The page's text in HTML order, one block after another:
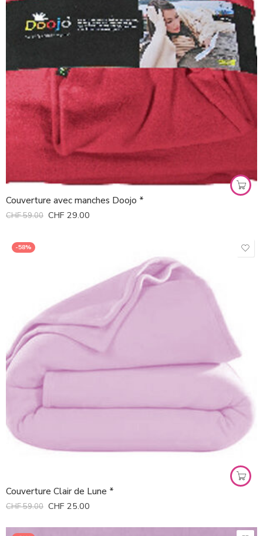
Couverture avec manches Doojo *
CHF59.00 CHF 29.00
-58%
Couverture Clair de Lune *
CHF59.00 CHF 25.00